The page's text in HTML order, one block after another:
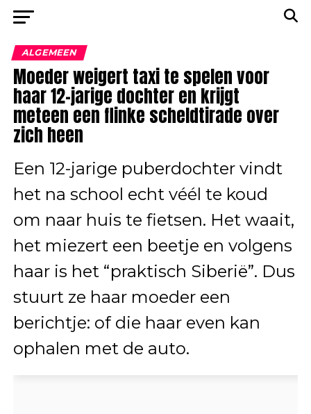
ALGEMEEN
Moeder weigert taxi te spelen voor
haar 12-jarige dochter en krijgt
meteen een flinke scheldtirade over
zich heen
Een 12-jarige puberdochter vindt
het na school echt véél te koud
om naar huis te fietsen. Het waait,
het miezert een beetje en volgens
haar is het “praktisch Siberië”. Dus
stuurt ze haar moeder een
berichtje: of die haar even kan
ophalen met de auto.